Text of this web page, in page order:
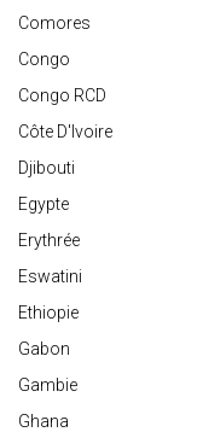
Comores
Congo
Congo RCD
Côte D'Ivoire
Djibouti
Egypte
Erythrée
Eswatini
Ethiopie
Gabon
Gambie
Ghana